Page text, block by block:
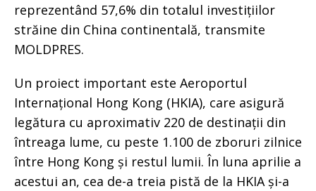
reprezentând 57,6% din totalul investițiilor
străine din China continentală, transmite
MOLDPRES.
Un proiect important este Aeroportul
Internațional Hong Kong (HKIA), care asigură
legătura cu aproximativ 220 de destinații din
întreaga lume, cu peste 1.100 de zboruri zilnice
între Hong Kong și restul lumii. În luna aprilie a
acestui an, cea de-a treia pistă de la HKIA și-a